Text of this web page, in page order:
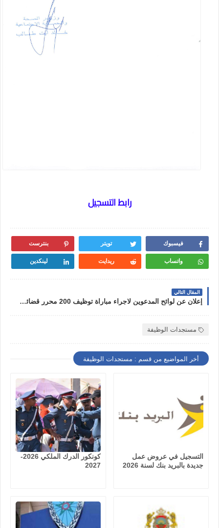
رابط التسجيل
فيسبوك تويتر بنترست
واتساب ريدايت لينكدين
المقال التالي
إعلان عن لوائح المدعوين لاجراء مباراة توظيف 200 محرر قضائي من الدرجة الثالثة بوزارة العدل 2023
مستجدات الوظيفة
أخر المواضيع من قسم : مستجدات الوظيفة
التسجيل في عروض عمل
جديدة بالبريد بنك لسنة 2026
كونكور الدرك الملكي 2026-
2027